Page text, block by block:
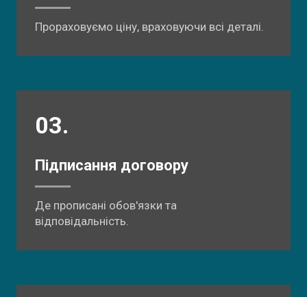
Прораховуємо ціну, враховуючи всі деталі.
03.
Підписання договору
Де прописані обов'язки та
відповідальність.